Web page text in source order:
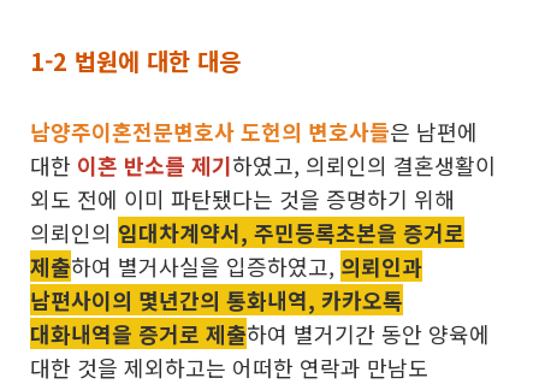
1-2 법원에 대한 대응
남양주이혼전문변호사 도헌의 변호사들은 남편에
대한 이혼 반소를 제기하였고, 의뢰인의 결혼생활이
외도 전에 이미 파탄됐다는 것을 증명하기 위해
의뢰인의 임대차계약서, 주민등록초본을 증거로
제출하여 별거사실을 입증하였고, 의뢰인과
남편사이의 몇년간의 통화내역, 카카오톡
대화내역을 증거로 제출하여 별거기간 동안 양육에
대한 것을 제외하고는 어떠한 연락과 만남도